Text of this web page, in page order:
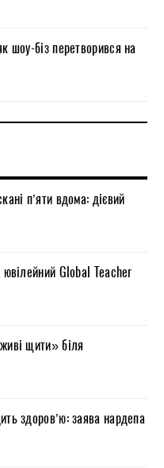
шоу-біз перетворився на
п’яти вдома: дієвий
ювілейний Global Teacher
щити» біля
здоров’ю: заява нардепа